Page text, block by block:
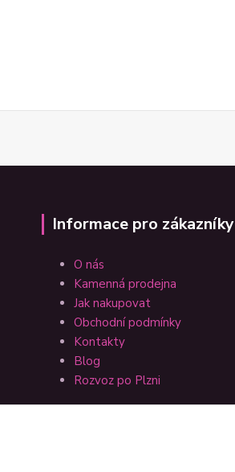
Informace pro zákazníky
O nás
Kamenná prodejna
Jak nakupovat
Obchodní podmínky
Kontakty
Blog
Rozvoz po Plzni